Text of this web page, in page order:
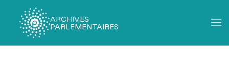
ARCHIVES
PARLEMENTAIRES